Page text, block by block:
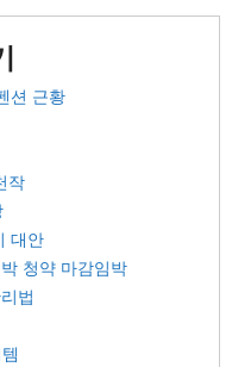
션 근황
작
대안
청약 마감임박
법